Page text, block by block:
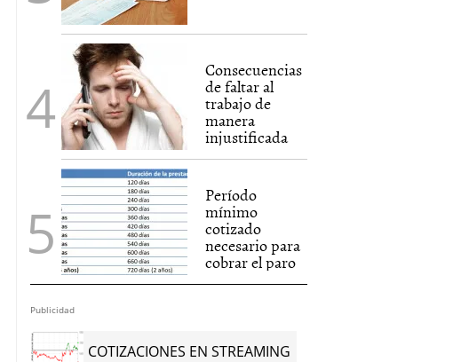
Consecuencias
de faltar al
trabajo de
manera
injustificada
Período
mínimo
cotizado
necesario para
cobrar el paro
Publicidad
COTIZACIONES EN STREAMING